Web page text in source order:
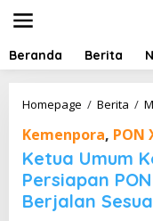
t
Beranda Berita
Homepage / Berita /
Kemenpora, PON
Ketua Umum
Persiapan
Berjalan